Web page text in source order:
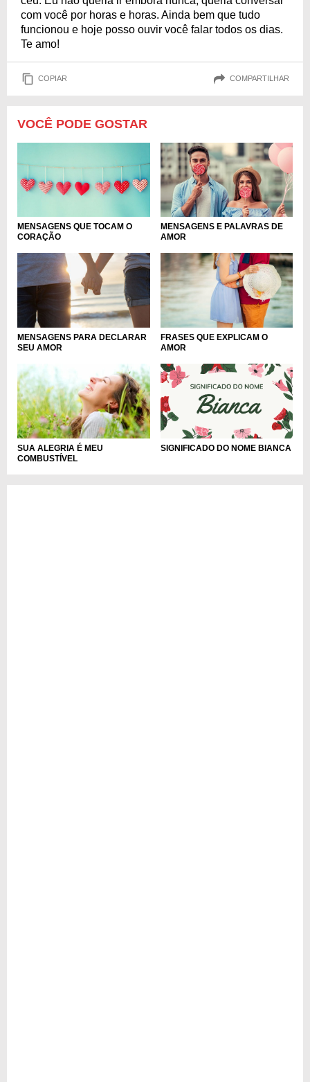
com você por horas e horas. Ainda bem que tudo
funcionou e hoje posso ouvir você falar todos os dias.
Te amo!
COPIAR COMPARTILHAR
VOCÊ PODE GOSTAR
MENSAGENS QUE TOCAM O
CORAÇÃO
MENSAGENS E PALAVRAS DE
AMOR
MENSAGENS PARA DECLARAR
SEU AMOR
FRASES QUE EXPLICAM O
AMOR
SUA ALEGRIA É MEU
COMBUSTÍVEL
SIGNIFICADO DO NOME BIANCA